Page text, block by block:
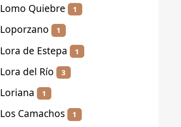
Lomo Quiebre 1
Loporzano 1
Lora de Estepa 1
Lora del Río 3
Loriana 1
Los Camachos 1